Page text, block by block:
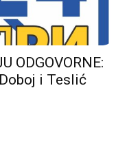
ODGOVORNE:
i Teslić